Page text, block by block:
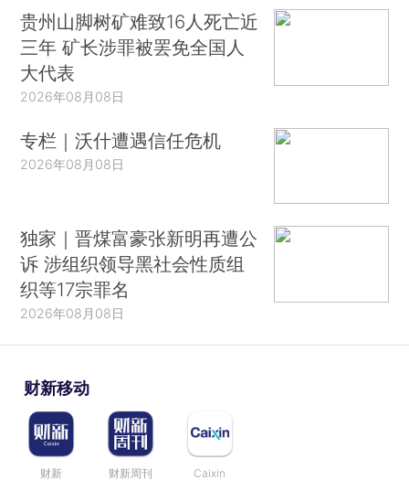
贵州山脚树矿难致16人死亡近
三年 矿长涉罪被罢免全国人
大代表
2026年08月08日
专栏｜沃什遭遇信任危机
2026年08月08日
独家｜晋煤富豪张新明再遭公
诉 涉组织领导黑社会性质组
织等17宗罪名
2026年08月08日
财新移动
财新 财新周刊 Caixin